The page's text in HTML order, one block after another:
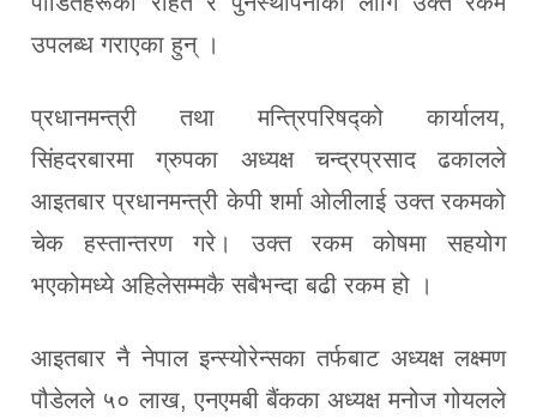
उपलब्ध गराएका हुन् ।
प्रधानमन्त्री तथा मन्त्रिपरिषद्को कार्यालय,
सिंहदरबारमा ग्रुपका अध्यक्ष चन्द्रप्रसाद ढकालले
आइतबार प्रधानमन्त्री केपी शर्मा ओलीलाई उक्त रकमको
चेक हस्तान्तरण गरे। उक्त रकम कोषमा सहयोग
भएकोमध्ये अहिलेसम्मकै सबैभन्दा बढी रकम हो ।
आइतबार नै नेपाल इन्स्योरेन्सका तर्फबाट अध्यक्ष लक्ष्मण
पौडेलले ५० लाख, एनएमबी बैंकका अध्यक्ष मनोज गोयलले